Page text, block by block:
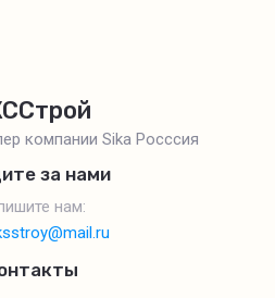
компании Sika Росссия
за нами
нам: